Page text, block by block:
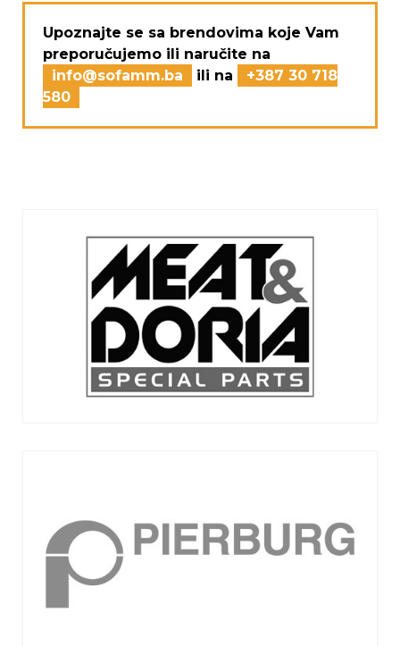
Upoznajte se sa brendovima koje Vam
preporučujemo ili naručite na
info@sofamm.ba
ili na
+387 30 718
580